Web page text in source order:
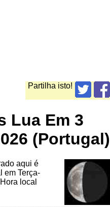
Partilha isto!
Lua Em 3
(Portugal)
aqui é
em Terça-
local